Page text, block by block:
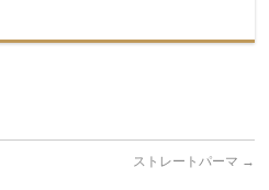
ストレートパーマ →